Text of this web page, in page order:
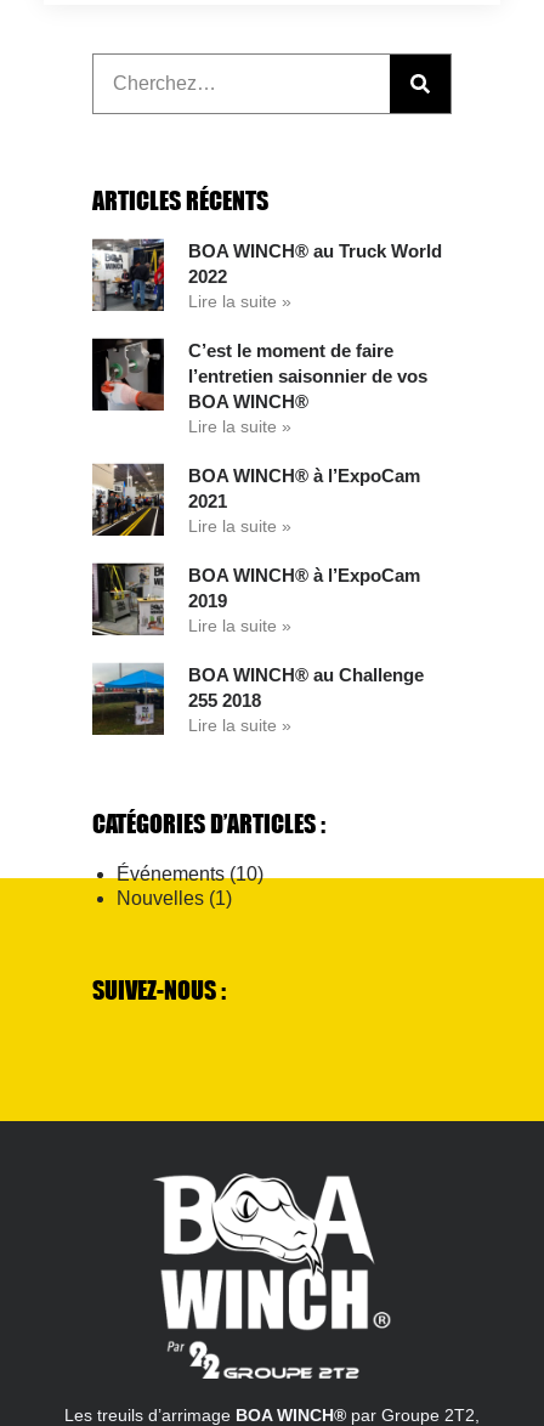
ARTICLES RÉCENTS
BOA WINCH® au Truck World
2022
Lire la suite »
C’est le moment de faire
l’entretien saisonnier de vos
BOA WINCH®
Lire la suite »
BOA WINCH® à l’ExpoCam
2021
Lire la suite »
BOA WINCH® à l’ExpoCam
2019
Lire la suite »
BOA WINCH® au Challenge
255 2018
Lire la suite »
CATÉGORIES D’ARTICLES :
Événements (10)
Nouvelles (1)
SUIVEZ-NOUS :
Les treuils d’arrimage BOA WINCH® par Groupe 2T2,